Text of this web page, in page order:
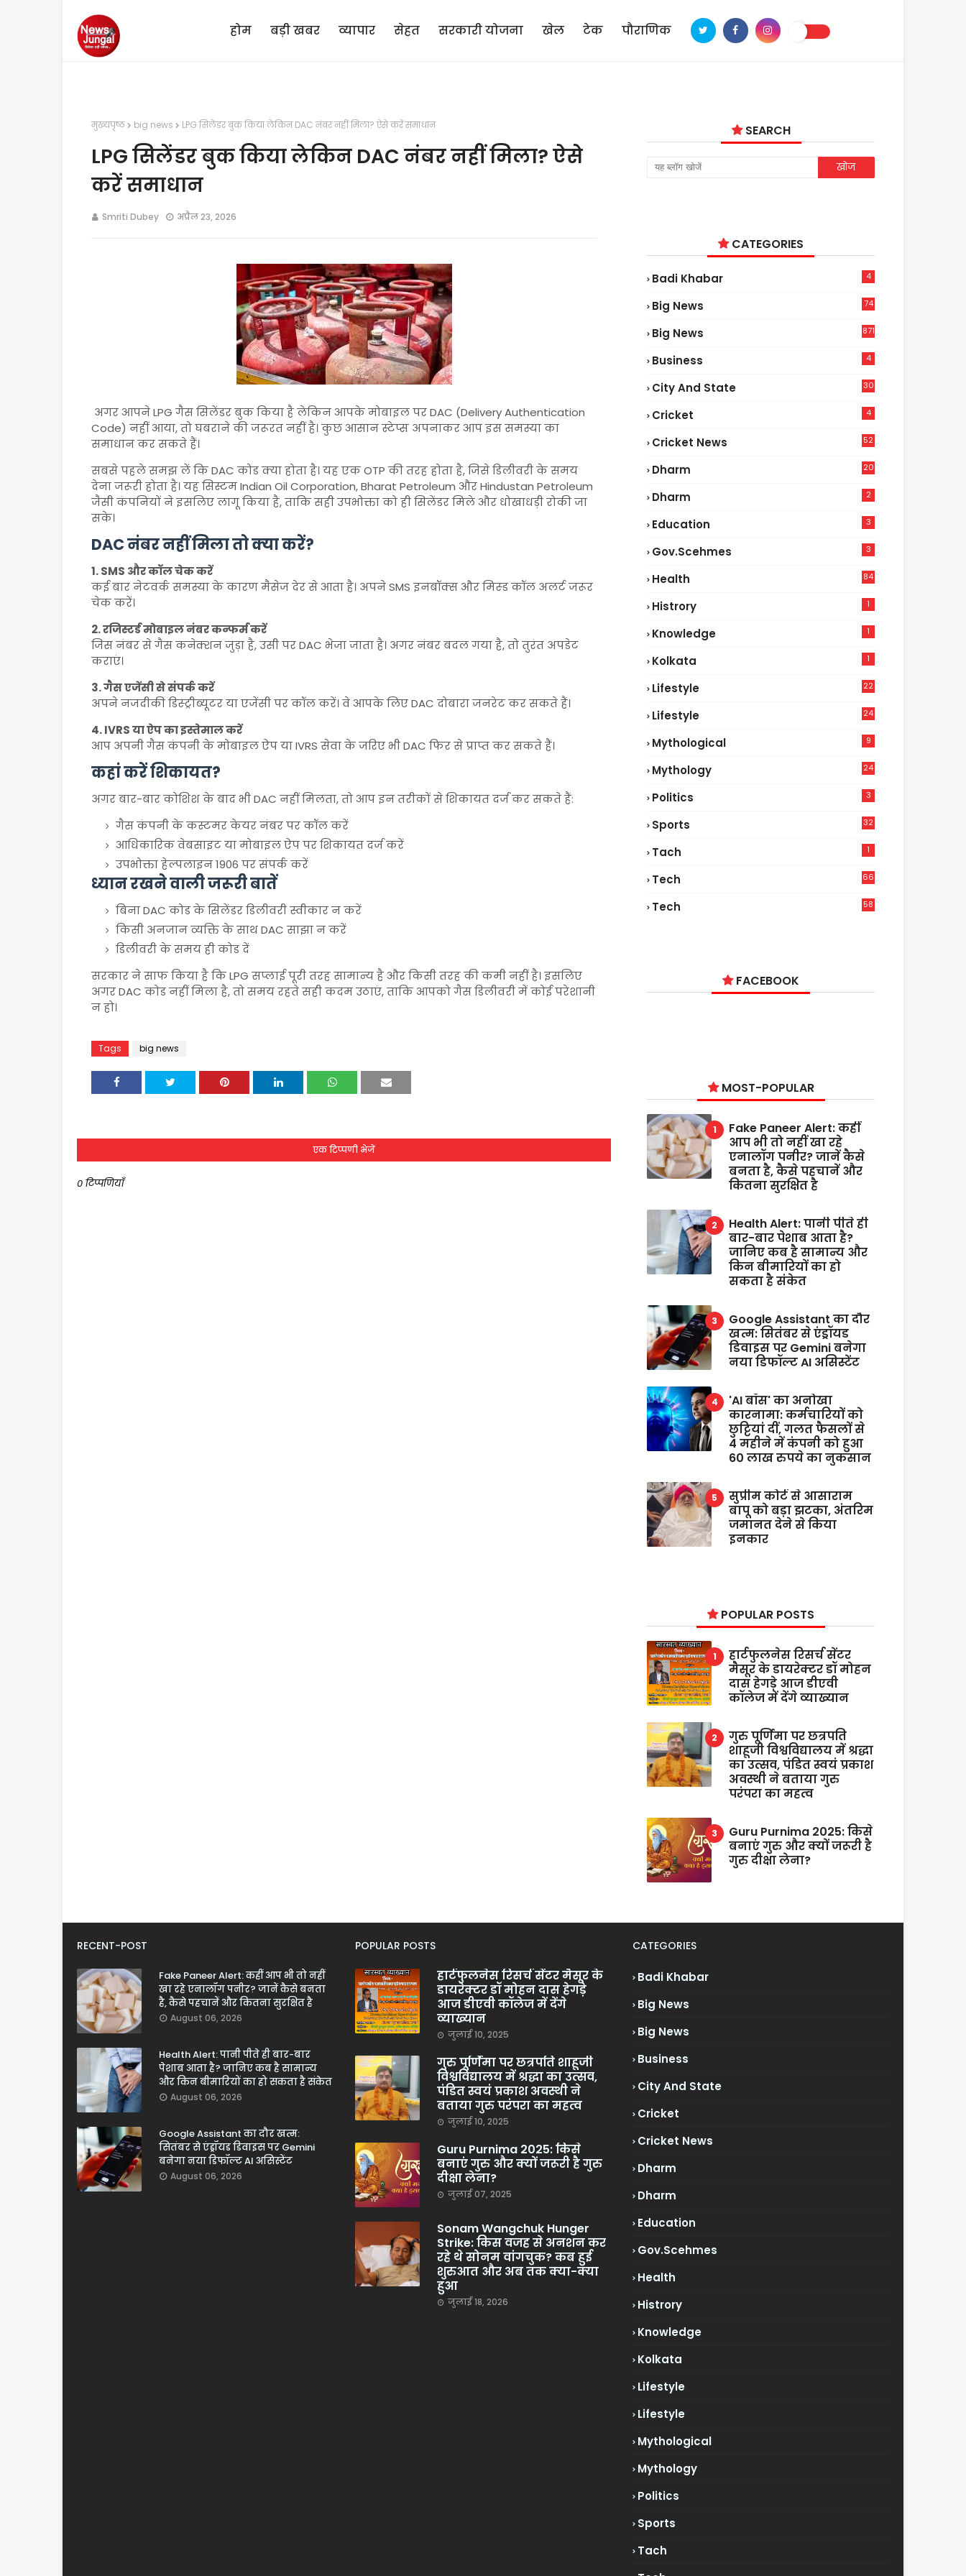
होम बड़ी खबर व्यापार सेहत सरकारी योजना खेल टेक पौराणिक
मुख्यपृष्ठ big news LPG सिलेंडर बुक किया लेकिन DAC नंबर नहीं मिला? ऐसे करें समाधान
LPG सिलेंडर बुक किया लेकिन DAC नंबर नहीं मिला? ऐसे
करें समाधान
Smriti Dubey अप्रैल 23, 2026
अगर आपने LPG गैस सिलेंडर बुक किया है लेकिन आपके मोबाइल पर DAC (Delivery Authentication
Code) नहीं आया, तो घबराने की जरूरत नहीं है। कुछ आसान स्टेप्स अपनाकर आप इस समस्या का
समाधान कर सकते हैं।
सबसे पहले समझ लें कि DAC कोड क्या होता है। यह एक OTP की तरह होता है, जिसे डिलीवरी के समय
देना जरूरी होता है। यह सिस्टमIndian Oil Corporation,Bharat Petroleum औरHindustan Petroleum
जैसी कंपनियों ने इसलिए लागू किया है, ताकि सही उपभोक्ता को ही सिलेंडर मिले और धोखाधड़ी रोकी जा
सके।
DAC नंबर नहीं मिला तो क्या करें?
1. SMS और कॉल चेक करें
कई बार नेटवर्क समस्या के कारण मैसेज देर से आता है। अपने SMS इनबॉक्स और मिस्ड कॉल अलर्ट जरूर
चेक करें।
2. रजिस्टर्ड मोबाइल नंबर कन्फर्म करें
जिस नंबर से गैस कनेक्शन जुड़ा है, उसी पर DAC भेजा जाता है। अगर नंबर बदल गया है, तो तुरंत अपडेट
कराएं।
3. गैस एजेंसी से संपर्क करें
अपने नजदीकी डिस्ट्रीब्यूटर या एजेंसी पर कॉल करें। वे आपके लिए DAC दोबारा जनरेट कर सकते हैं।
4. IVRS या ऐप का इस्तेमाल करें
आप अपनी गैस कंपनी के मोबाइल ऐप या IVRS सेवा के जरिए भी DAC फिर से प्राप्त कर सकते हैं।
कहां करें शिकायत?
अगर बार-बार कोशिश के बाद भी DAC नहीं मिलता, तो आप इन तरीकों से शिकायत दर्ज कर सकते हैं:
गैस कंपनी के कस्टमर केयर नंबर पर कॉल करें
आधिकारिक वेबसाइट या मोबाइल ऐप पर शिकायत दर्ज करें
उपभोक्ता हेल्पलाइन 1906 पर संपर्क करें
ध्यान रखने वाली जरूरी बातें
बिना DAC कोड के सिलेंडर डिलीवरी स्वीकार न करें
किसी अनजान व्यक्ति के साथ DAC साझा न करें
डिलीवरी के समय ही कोड दें
सरकार ने साफ किया है कि LPG सप्लाई पूरी तरह सामान्य है और किसी तरह की कमी नहीं है। इसलिए
अगर DAC कोड नहीं मिला है, तो समय रहते सही कदम उठाएं, ताकि आपको गैस डिलीवरी में कोई परेशानी
न हो।
Tags big news
एक टिप्पणी भेजें
0 टिप्पणियाँ
SEARCH
CATEGORIES
Badi Khabar 4
Big News
74
Big News 871
Business 4
City And State 30
Cricket 4
Cricket News
52
Dharm 20
Dharm 2
Education 3
Gov.scehmes 3
Health
84
Histrory 1
Knowledge 1
Kolkata 1
Lifestyle
22
Lifestyle
24
Mythological 9
Mythology 24
Politics 3
Sports 32
Tach 1
Tech
66
Tech
58
FACEBOOK
MOST-POPULAR
Fake Paneer Alert: कहीं
आप भी तो नहीं खा रहे
एनालॉग पनीर? जानें कैसे
बनता है, कैसे पहचानें और
कितना सुरक्षित है
Health Alert: पानी पीते ही
बार-बार पेशाब आता है?
जानिए कब है सामान्य और
किन बीमारियों का हो
सकता है संकेत
Google Assistant का दौर
खत्म: सितंबर से एंड्रॉयड
डिवाइस पर Gemini बनेगा
नया डिफॉल्ट AI असिस्टेंट
'AI बॉस' का अनोखा
कारनामा: कर्मचारियों को
छुट्टियां दीं, गलत फैसलों से
4 महीने में कंपनी को हुआ
60 लाख रुपये का नुकसान
सुप्रीम कोर्ट से आसाराम
बापू को बड़ा झटका, अंतरिम
जमानत देने से किया
इनकार
POPULAR POSTS
हार्टफुलनेस रिसर्च सेंटर
मैसूर के डायरेक्टर डॉ मोहन
दास हेगड़े आज डीएवी
कॉलेज में देंगे व्याख्यान
गुरु पूर्णिमा पर छत्रपति
शाहूजी विश्वविद्यालय में श्रद्धा
का उत्सव, पंडित स्वयं प्रकाश
अवस्थी ने बताया गुरु
परंपरा का महत्व
Guru Purnima 2025: किसे
बनाएं गुरु और क्यों जरूरी है
गुरु दीक्षा लेना?
RECENT-POST
Fake Paneer Alert: कहीं आप भी तो नहीं
खा रहे एनालॉग पनीर? जानें कैसे बनता
है, कैसे पहचानें और कितना सुरक्षित है
August 06, 2026
Health Alert: पानी पीते ही बार-बार
पेशाब आता है? जानिए कब है सामान्य
और किन बीमारियों का हो सकता है संकेत
August 06, 2026
Google Assistant का दौर खत्म:
सितंबर से एंड्रॉयड डिवाइस पर Gemini
बनेगा नया डिफॉल्ट AI असिस्टेंट
August 06, 2026
POPULAR POSTS
हार्टफुलनेस रिसर्च सेंटर मैसूर के
डायरेक्टर डॉ मोहन दास हेगड़े
आज डीएवी कॉलेज में देंगे
व्याख्यान
जुलाई 10, 2025
गुरु पूर्णिमा पर छत्रपति शाहूजी
विश्वविद्यालय में श्रद्धा का उत्सव,
पंडित स्वयं प्रकाश अवस्थी ने
बताया गुरु परंपरा का महत्व
जुलाई 10, 2025
Guru Purnima 2025: किसे
बनाएं गुरु और क्यों जरूरी है गुरु
दीक्षा लेना?
जुलाई 07, 2025
Sonam Wangchuk Hunger
Strike: किस वजह से अनशन कर
रहे थे सोनम वांगचुक? कब हुई
शुरुआत और अब तक क्या-क्या
हुआ
जुलाई 18, 2026
CATEGORIES
Badi Khabar
Big News
Big News
Business
City And State
Cricket
Cricket News
Dharm
Dharm
Education
Gov.scehmes
Health
Histrory
Knowledge
Kolkata
Lifestyle
Lifestyle
Mythological
Mythology
Politics
Sports
Tach